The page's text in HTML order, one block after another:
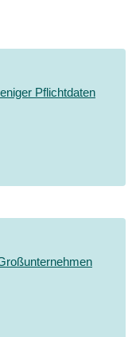
Pflichtdaten